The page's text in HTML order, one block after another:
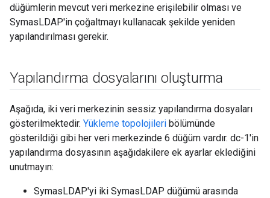
düğümlerin mevcut veri merkezine erişilebilir olması ve
SymasLDAP'in çoğaltmayı kullanacak şekilde yeniden
yapılandırılması gerekir.
Yapılandırma dosyalarını oluşturma
Aşağıda, iki veri merkezinin sessiz yapılandırma dosyaları
gösterilmektedir. Yükleme topolojileri bölümünde
gösterildiği gibi her veri merkezinde 6 düğüm vardır. dc-1'in
yapılandırma dosyasının aşağıdakilere ek ayarlar eklediğini
unutmayın:
SymasLDAP'yi iki SymasLDAP düğümü arasında